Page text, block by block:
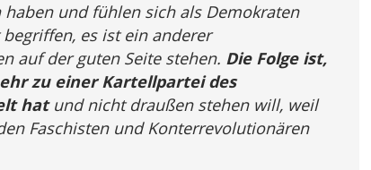
und fühlen sich als Demokraten
es ist ein anderer
auf der guten Seite stehen. Die Folge ist,
zu einer Kartellpartei des
hatund nicht draußen stehen will, weil
Faschisten und Konterrevolutionären